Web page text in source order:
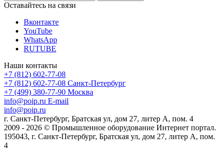
Оставайтесь на связи
Вконтакте
YouTube
WhatsApp
RUTUBE
Наши контакты
+7 (812) 602-77-08
+7 (812) 602-77-08 Санкт-Петербург
+7 (499) 380-77-90 Москва
info@poip.ru E-mail
info@poip.ru
г. Санкт-Петербург, Братская ул, дом 27, литер А, пом. 4
2009 - 2026 © Промышленное оборудование Интернет портал.
195043, г. Санкт-Петербург, Братская ул, дом 27, литер А, пом.
4